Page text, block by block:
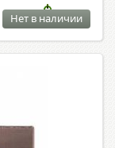
Нет в наличии